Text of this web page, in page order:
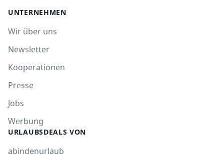
UNTERNEHMEN
Wir über uns
Newsletter
Kooperationen
Presse
Jobs
Werbung
URLAUBSDEALS VON
abindenurlaub